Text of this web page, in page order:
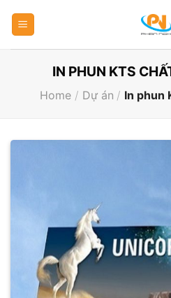
IN PHUN KTS
Home / Dự án / In phun